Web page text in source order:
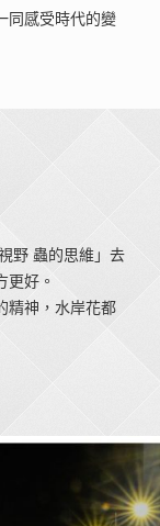
同感受時代的變
野 蟲的思維」去
更好。
精神，水岸花都